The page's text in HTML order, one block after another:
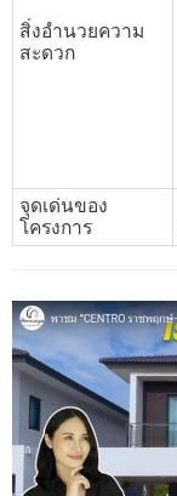
สิ่งอำนวยความ
สะดวก
จุดเด่นของ
โครงการ